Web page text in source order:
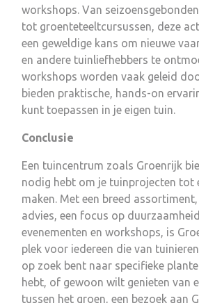
workshops. Van
tot groenteteeltcursussen, deze
een geweldige kans om nieuwe
en andere tuinliefhebbers te
workshops worden vaak geleid
bieden praktische, hands-on
kunt toepassen in je eigen tuin.
Conclusie
Een tuincentrum zoals Groenrijk
nodig hebt om je tuinprojecten tot
maken. Met een breed
advies, een focus op
evenementen en workshops, is
plek voor iedereen die van
op zoek bent naar specifieke
hebt, of gewoon wilt genieten van
tussen het groen, een bezoek aan